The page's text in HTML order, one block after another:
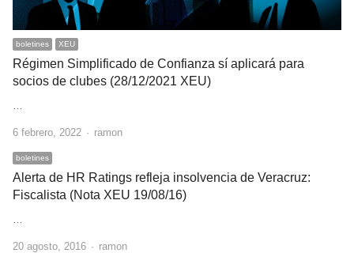
boletines XEU
Régimen Simplificado de Confianza sí aplicará para
socios de clubes (28/12/2021 XEU)
…
6 febrero, 2022 Author
ramon
boletines
Alerta de HR Ratings refleja insolvencia de Veracruz:
Fiscalista (Nota XEU 19/08/16)
…
20 agosto, 2016 Author
ramon